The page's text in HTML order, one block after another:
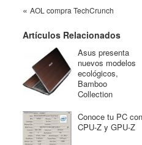
« AOL compra TechCrunch
Artículos Relacionados
Asus presenta
nuevos modelos
ecológicos,
Bamboo
Collection
Conoce tu PC con
CPU-Z y GPU-Z